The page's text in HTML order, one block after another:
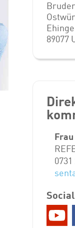
89077
0731